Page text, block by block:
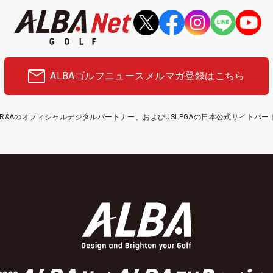
ALBAゴルフニュース メルマガ登録はこちら
のオフィシャルデジタルパートナー、およびUSLPGAの日本公式サイトパー